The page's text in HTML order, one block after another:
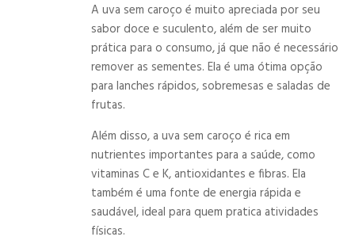
A uva sem caroço é muito apreciada por seu
sabor doce e suculento, além de ser muito
prática para o consumo, já que não é necessário
remover as sementes. Ela é uma ótima opção
para lanches rápidos, sobremesas e saladas de
frutas.
Além disso, a uva sem caroço é rica em
nutrientes importantes para a saúde, como
vitaminas C e K, antioxidantes e fibras. Ela
também é uma fonte de energia rápida e
saudável, ideal para quem pratica atividades
físicas.